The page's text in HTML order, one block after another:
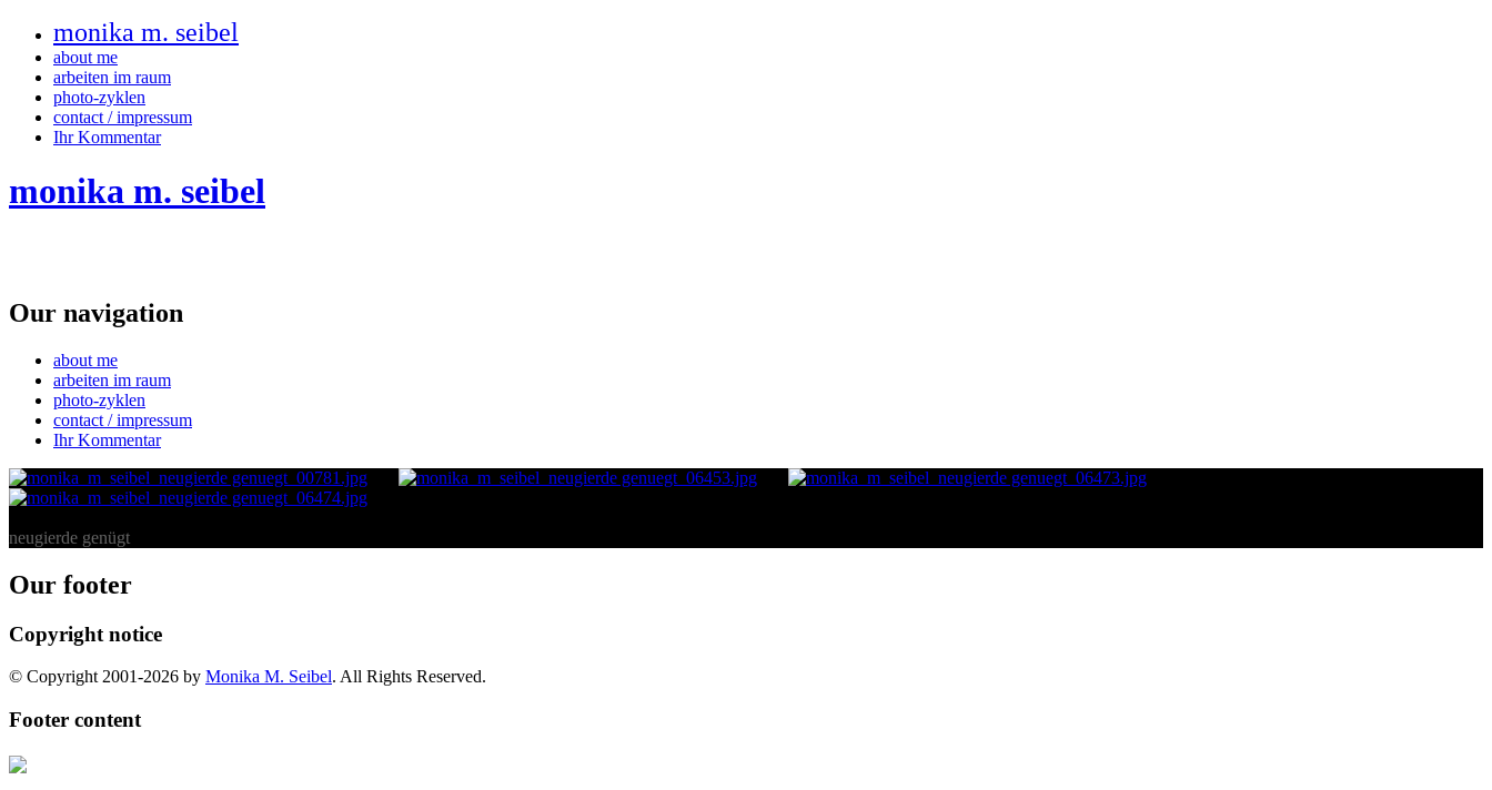
monika m. seibel
about me
arbeiten im raum
photo-zyklen
contact / impressum
Ihr Kommentar
monika m. seibel
Our navigation
about me
arbeiten im raum
photo-zyklen
contact / impressum
Ihr Kommentar
neugierde genügt
Our footer
Copyright notice
© Copyright 2001-2026 by Monika M. Seibel. All Rights Reserved.
Footer content